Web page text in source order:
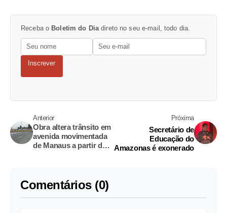
Receba o Boletim do Diadireto no seu e-mail, todo dia.
Inscrever
Anterior
Obra altera trânsito em
avenida movimentada
de Manaus a partir de
Próxima
Secretário de
Educação do
Amazonas é exonerado
Comentários (0)